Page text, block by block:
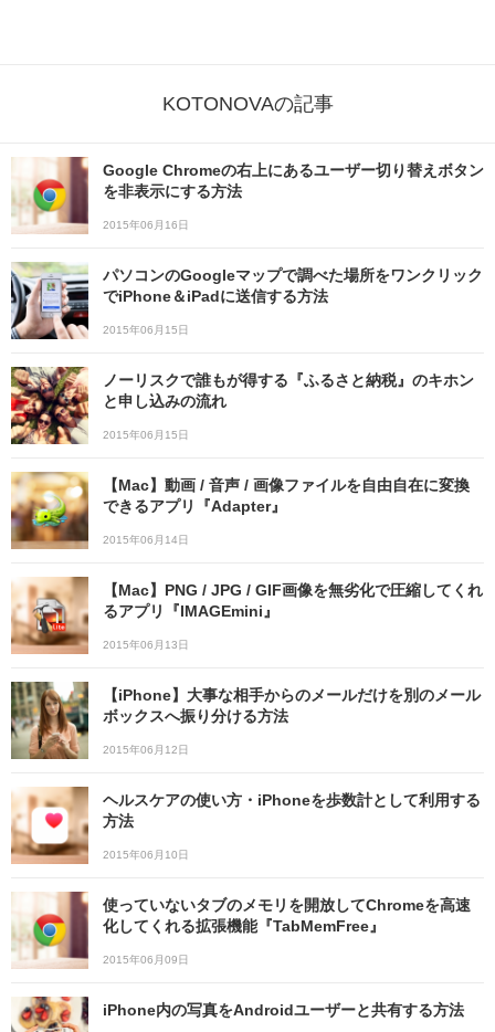
KOTONOVAの記事
Google Chromeの右上にあるユーザー切り替えボタン
を非表示にする方法
2015年06月16日
パソコンのGoogleマップで調べた場所をワンクリック
でiPhone＆iPadに送信する方法
2015年06月15日
ノーリスクで誰もが得する『ふるさと納税』のキホン
と申し込みの流れ
2015年06月15日
【Mac】動画 / 音声 / 画像ファイルを自由自在に変換
できるアプリ『Adapter』
2015年06月14日
【Mac】PNG / JPG / GIF画像を無劣化で圧縮してくれ
るアプリ『IMAGEmini』
2015年06月13日
【iPhone】大事な相手からのメールだけを別のメール
ボックスへ振り分ける方法
2015年06月12日
ヘルスケアの使い方・iPhoneを歩数計として利用する
方法
2015年06月10日
使っていないタブのメモリを開放してChromeを高速
化してくれる拡張機能『TabMemFree』
2015年06月09日
iPhone内の写真をAndroidユーザーと共有する方法